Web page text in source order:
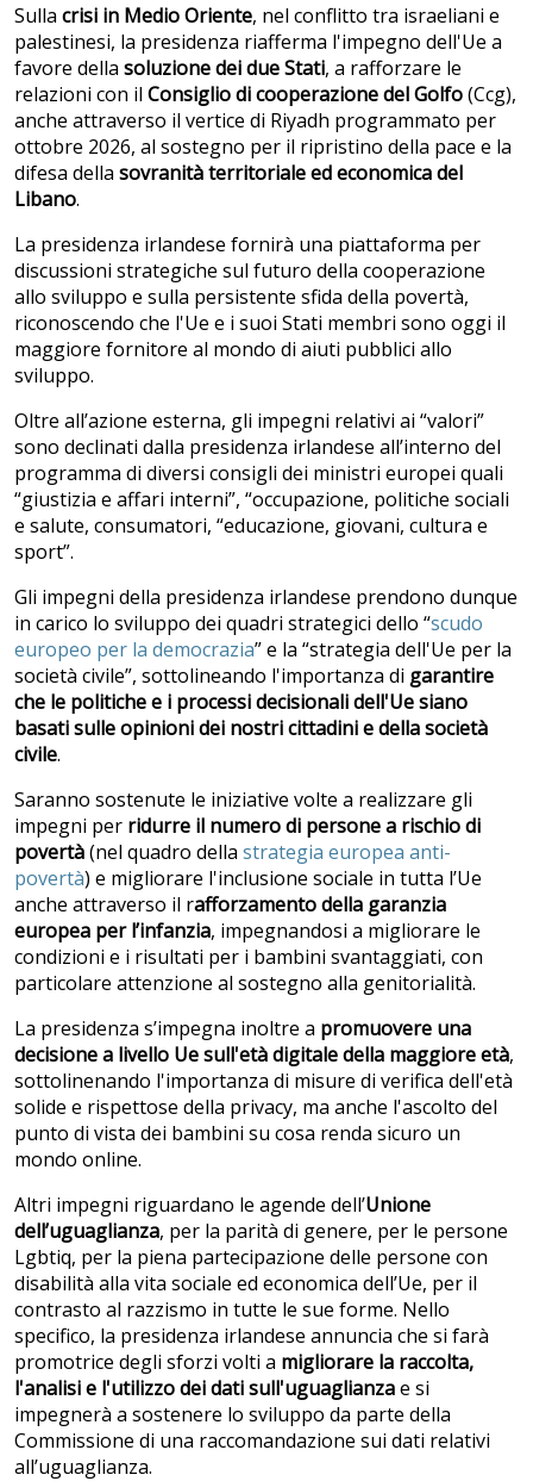
Sulla crisi in Medio Oriente, nel conflitto tra israeliani e
palestinesi, la presidenza riafferma l'impegno dell'Ue a
favore della soluzione dei due Stati, a rafforzare le
relazioni con il Consiglio di cooperazione del Golfo(Ccg),
anche attraverso il vertice di Riyadh programmato per
ottobre 2026, al sostegno per il ripristino della pace e la
difesa della sovranità territoriale ed economica del
Libano.
La presidenza irlandese fornirà una piattaforma per
discussioni strategiche sul futuro della cooperazione
allo sviluppo e sulla persistente sfida della povertà,
riconoscendo che l'Ue e i suoi Stati membri sono oggi il
maggiore fornitore al mondo di aiuti pubblici allo
sviluppo.
Oltre all’azione esterna, gli impegni relativi ai “valori”
sono declinati dalla presidenza irlandese all’interno del
programma di diversi consigli dei ministri europei quali
“giustizia e affari interni”, “occupazione, politiche sociali
e salute, consumatori, “educazione, giovani, cultura e
sport”.
Gli impegni della presidenza irlandese prendono dunque
in carico lo sviluppo dei quadri strategici dello “scudo
europeo per la democrazia” e la “strategia dell'Ue per la
società civile”, sottolineando l'importanza di garantire
che le politiche e i processi decisionali dell'Ue siano
basati sulle opinioni dei nostri cittadini e della società
civile.
Saranno sostenute le iniziative volte a realizzare gli
impegni per ridurre il numero di persone a rischio di
povertà(nel quadro della strategia europea anti-
povertà) e migliorare l'inclusione sociale in tutta l’Ue
anche attraverso il rafforzamento della garanzia
europea per l’infanzia, impegnandosi a migliorare le
condizioni e i risultati per i bambini svantaggiati, con
particolare attenzione al sostegno alla genitorialità.
La presidenza s’impegna inoltre a promuovere una
decisione a livello Ue sull'età digitale della maggiore età,
sottolinenando l'importanza di misure di verifica dell'età
solide e rispettose della privacy, ma anche l'ascolto del
punto di vista dei bambini su cosa renda sicuro un
mondo online.
Altri impegni riguardano le agende dell’Unione
dell’uguaglianza, per la parità di genere, per le persone
Lgbtiq, per la piena partecipazione delle persone con
disabilità alla vita sociale ed economica dell’Ue, per il
contrasto al razzismo in tutte le sue forme. Nello
specifico, la presidenza irlandese annuncia che si farà
promotrice degli sforzi volti a migliorare la raccolta,
l'analisi e l'utilizzo dei dati sull'uguaglianzae si
impegnerà a sostenere lo sviluppo da parte della
Commissione di una raccomandazione sui dati relativi
all’uguaglianza.